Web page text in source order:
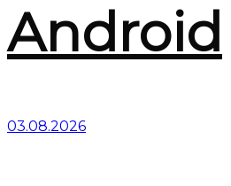
Android
03.08.2026